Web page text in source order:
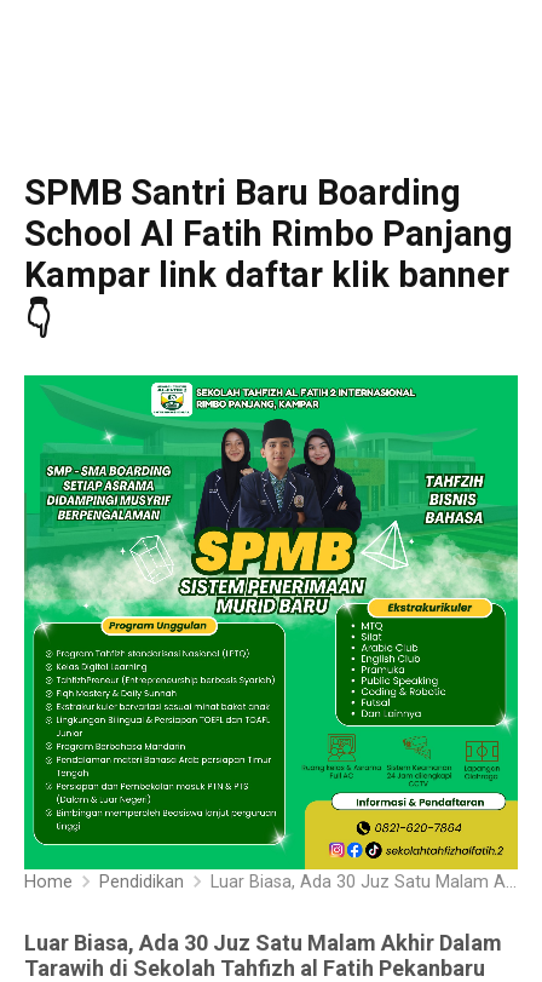
SPMB Santri Baru Boarding
School Al Fatih Rimbo Panjang
Kampar link daftar klik banner
👇
Home Pendidikan Luar Biasa, Ada 30 Juz Satu Malam Akhir Dalam Tarawih di Sekolah Tahfizh al Fatih Pekanbaru
Luar Biasa, Ada 30 Juz Satu Malam Akhir Dalam
Tarawih di Sekolah Tahfizh al Fatih Pekanbaru